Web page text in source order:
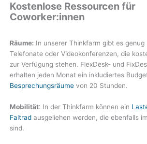
Kostenlose Ressourcen für
Coworker:innen
Räume: In unserer Thinkfarm gibt es genug
Telefonate oder Videokonferenzen, die
zur Verfügung stehen. FlexDesk- und
erhalten jeden Monat ein inkludiertes
Besprechungsräume von 20 Stunden.
Mobilität: In der Thinkfarm können ein
Faltrad ausgeliehen werden, die ebenfalls
sind.